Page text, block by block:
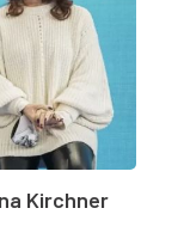
Kirchner